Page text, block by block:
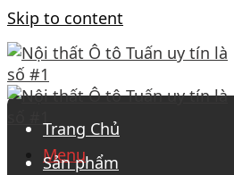
Skip to content
Menu
Trang Chủ
Sản phẩm